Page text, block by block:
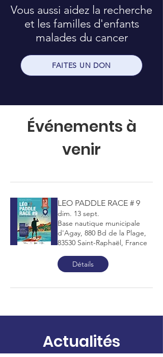
Vous aussi aidez la recherche
et les familles d'enfants
malades du cancer
FAITES UN DON
Événements à
venir
LEO PADDLE RACE # 9
dim. 13 sept.
Base nautique municipale
d'Agay, 880 Bd de la Plage,
83530 Saint-Raphaël, France
Détails
Actualités